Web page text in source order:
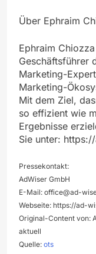
Über Ephraim
Ephraim
Geschäftsführer
Marketing-
Marketing-
Mit dem Ziel,
so effizient wie
Ergebnisse
Sie unter:
Pressekontakt:
AdWiser GmbH
E-Mail: office@ad-
Webseite: https://ad-
Original-Content von:
aktuell
Quelle: ots